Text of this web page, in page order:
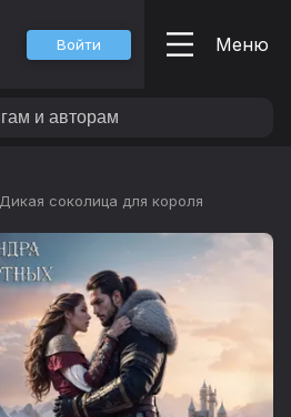
Войти Меню
Дикая соколица для короля